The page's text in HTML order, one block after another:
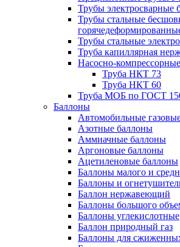
Трубы электросварные
Трубы стальные
Трубы стальные
Труба капиллярная
Насосно-
Труба НКТ 73
Труба НКТ 60
Труба МОБ по ГОСТ
Баллоны
Автомобильные
Азотные баллоны
Аммиачные баллоны
Аргоновые баллоны
Ацетиленовые баллоны
Баллоны малого и
Баллоны и
Баллон нержавеющий
Баллоны большого
Баллоны углекислотные
Баллон природный газ
Баллоны для